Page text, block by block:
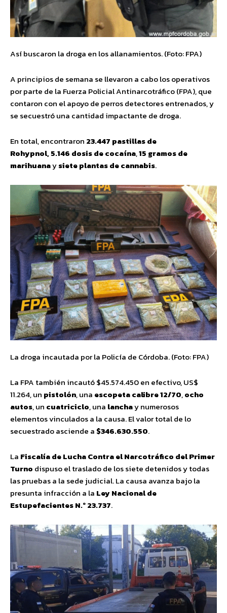
Así buscaron la droga en los allanamientos. (Foto: FPA)
A principios de semana se llevaron a cabo los operativos
por parte de la Fuerza Policial Antinarcotráfico (FPA), que
contaron con el apoyo de perros detectores entrenados, y
se secuestró una cantidad impactante de droga.
En total, encontraron 23.447 pastillas de
Rohypnol,5.146 dosis de cocaína,15 gramos de
marihuanaysiete plantas de cannabis.
La droga incautada por la Policía de Córdoba. (Foto: FPA)
La FPA también incautó $45.574.450 en efectivo, US$
11.264, un pistolón, una escopeta calibre 12/70,ocho
autos, un cuatriciclo, una lanchay numerosos
elementos vinculados a la causa. El valor total de lo
secuestrado asciende a $346.630.550.
La Fiscalía de Lucha Contra el Narcotráfico del Primer
Turno dispuso el traslado de los siete detenidos y todas
las pruebas a la sede judicial. La causa avanza bajo la
presunta infracción a la Ley Nacional de
Estupefacientes N.º 23.737.